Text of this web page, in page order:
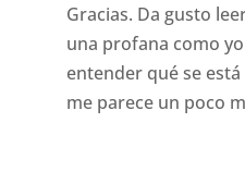
Gracias. Da gusto
una profana como
entender qué se
me parece un poco